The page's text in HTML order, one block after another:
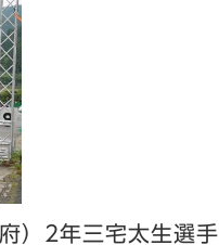
）2年三宅太生選手